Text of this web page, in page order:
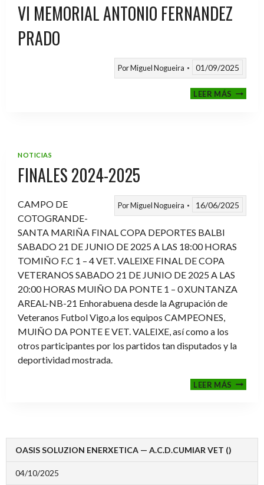
VI MEMORIAL ANTONIO FERNANDEZ
PRADO
PorMiguel Nogueira 01/09/2025
LEER MÁSVI
NOTICIAS
FINALES 2024-2025
PorMiguel Nogueira 16/06/2025
CAMPO DE
COTOGRANDE-
SANTA MARIÑA FINAL COPA DEPORTES BALBI
SABADO 21 DE JUNIO DE 2025 A LAS 18:00 HORAS
TOMIÑO F.C 1 – 4 VET. VALEIXE FINAL DE COPA
VETERANOS SABADO 21 DE JUNIO DE 2025 A LAS
20:00 HORAS MUIÑO DA PONTE 1 – 0 XUNTANZA
AREAL-NB-21 Enhorabuena desde la Agrupación de
Veteranos Futbol Vigo,a los equipos CAMPEONES,
MUIÑO DA PONTE E VET. VALEIXE, así como a los
otros participantes por los partidos tan disputados y la
deportividad mostrada.
LEER MÁS
2024-
OASIS SOLUZION ENERXETICA — A.C.D.CUMIAR VET ()
04/10/2025